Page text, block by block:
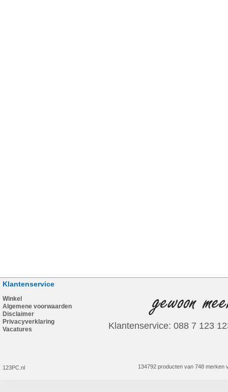
Klantenservice
Winkel
Algemene voorwaarden
Disclaimer
Privacyverklaring
Vacatures
123PC.nl
Klantenservice: 088 7 123
134792 producten van 748 merken